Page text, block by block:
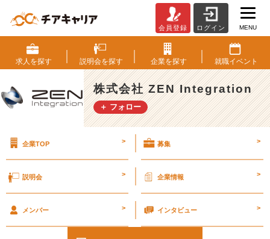
活》
進
捗
報
告
#
【株
社
会員登録 ログイン MENU
求人を探す 説明会を探す 企業を探す 就職イベント
株式会社 ZEN Integration
＋ フォロー
企業TOP > 募集 >
説明会 > 企業情報 >
メンバー > インタビュー >